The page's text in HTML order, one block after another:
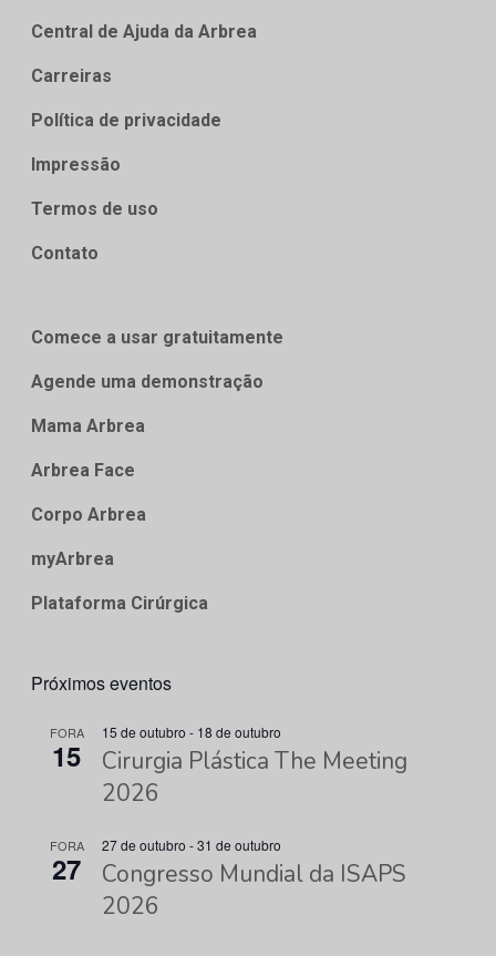
Central de Ajuda da Arbrea
Carreiras
Política de privacidade
Impressão
Termos de uso
Contato
Comece a usar gratuitamente
Agende uma demonstração
Mama Arbrea
Arbrea Face
Corpo Arbrea
myArbrea
Plataforma Cirúrgica
Próximos eventos
FORA
15
15 de outubro - 18 de outubro
Cirurgia Plástica The Meeting
2026
FORA
27
27 de outubro -31 de outubro
Congresso Mundial da ISAPS
2026